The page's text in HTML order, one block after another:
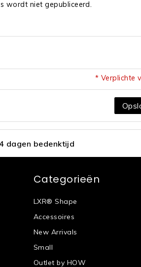
wordt niet gepubliceerd.
* Verplichte
dagen bedenktijd
Categorieën
LXR® Shape
Accessoires
New Arrivals
Small
Outlet by HOW